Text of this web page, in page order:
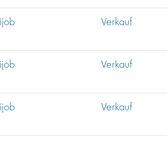
Verkauf
Verkauf
Verkauf